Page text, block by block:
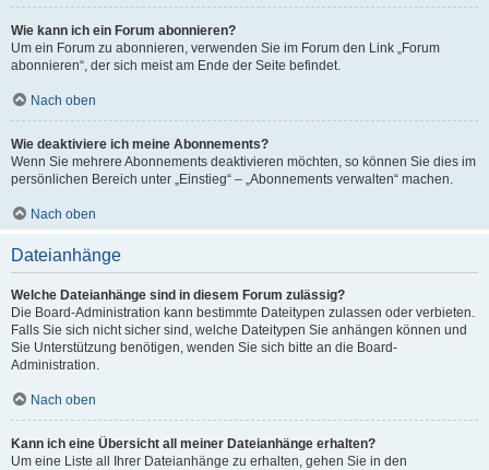
Wie kann ich ein Forum abonnieren?
Um ein Forum zu abonnieren, verwenden Sie im Forum den Link „Forum
abonnieren“, der sich meist am Ende der Seite befindet.
Nach oben
Wie deaktiviere ich meine Abonnements?
Wenn Sie mehrere Abonnements deaktivieren möchten, so können Sie dies im
persönlichen Bereich unter „Einstieg“ – „Abonnements verwalten“ machen.
Nach oben
Dateianhänge
Welche Dateianhänge sind in diesem Forum zulässig?
Die Board-Administration kann bestimmte Dateitypen zulassen oder verbieten.
Falls Sie sich nicht sicher sind, welche Dateitypen Sie anhängen können und
Sie Unterstützung benötigen, wenden Sie sich bitte an die Board-
Administration.
Nach oben
Kann ich eine Übersicht all meiner Dateianhänge erhalten?
Um eine Liste all Ihrer Dateianhänge zu erhalten, gehen Sie in den